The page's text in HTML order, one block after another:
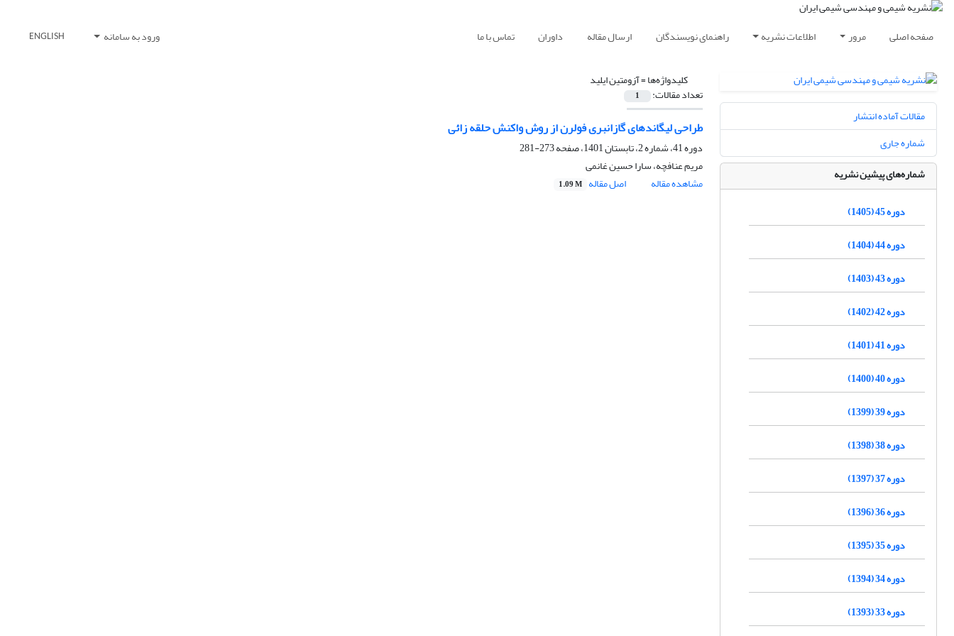
صفحه اصلی مرور اطلاعات نشریه راهنمای نویسندگان ارسال مقاله داوران تماس با ما ورود به سامانه ENGLISH
کلیدواژه‌ها =آزومتین ایلید
تعداد مقالات: 1
طراحی لیگاندهای گازانبری فولرن از روش واکنش حلقه زائی
دوره 41، شماره 2، تابستان 1401، صفحه
273-281
مریم عنافچه، سارا حسین غانمی
مشاهده مقاله
اصل مقاله 1.09 M
مقالات آماده انتشار
شماره جاری
شماره‌های پیشین نشریه
دوره 45 (1405)
دوره 44 (1404)
دوره 43 (1403)
دوره 42 (1402)
دوره 41 (1401)
دوره 40 (1400)
دوره 39 (1399)
دوره 38 (1398)
دوره 37 (1397)
دوره 36 (1396)
دوره 35 (1395)
دوره 34 (1394)
دوره 33 (1393)